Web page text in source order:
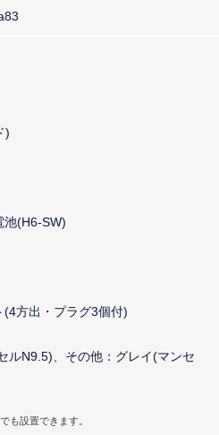
)
池(H6-SW)
(4方出・プラグ3個付)
ルN9.5)、その他：グレイ(マンセ
も設置できます。